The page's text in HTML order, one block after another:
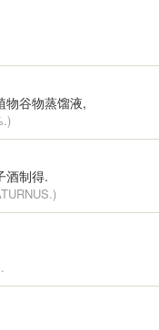
物谷物蒸馏液,
酒制得.